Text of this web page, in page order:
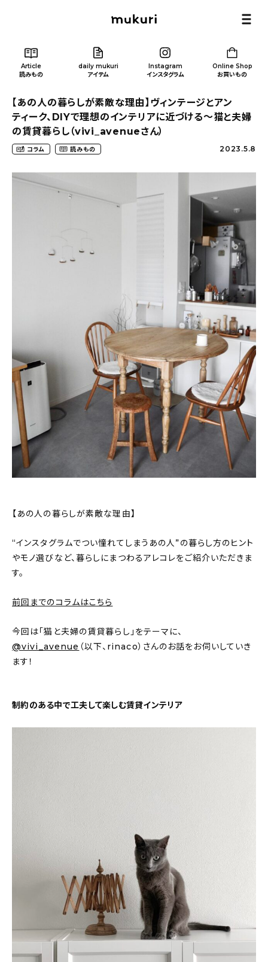
Article
読みもの
daily mukuri
アイテム
Instagram
インスタグラム
Online Shop
お買いもの
収納/掃除
暮らし
/ アイテム
カテゴリー一覧
新着記事
人気の記事
おすすめの記事
インテリア
日用品
お問い合わせ
【あの人の暮らしが素敵な理由】ヴィンテージとアン
ティーク、DIYで理想のインテリアに近づける〜猫と夫婦
の賃貸暮らし（vivi_avenueさん）
コラム 読みもの 2023.5.8
【あの人の暮らしが素敵な理由】
“インスタグラムでつい憧れてしまうあの人”の暮らし方のヒント
やモノ選びなど、暮らしにまつわるアレコレをご紹介いただきま
す。
前回までのコラムはこちら
今回は「猫と夫婦の賃貸暮らし」をテーマに、
@vivi_avenue （以下、rinaco）さんのお話をお伺いしていき
ます！
制約のある中で工夫して楽しむ賃貸インテリア